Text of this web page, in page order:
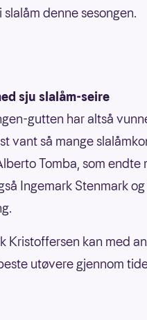
slalåm denne sesongen.
sju slalåm-seire
gutten har altså
vant så mange
Tomba, som endte
Ingemark Stenmark
Kristoffersen kan med
utøvere gjennom